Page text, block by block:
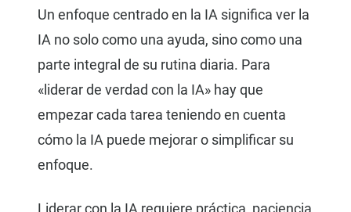
Un enfoque centrado en la IA significa ver la
IA no solo como una ayuda, sino como una
parte integral de su rutina diaria. Para
«liderar de verdad con la IA» hay que
empezar cada tarea teniendo en cuenta
cómo la IA puede mejorar o simplificar su
enfoque.
Liderar con la IA requiere práctica, paciencia